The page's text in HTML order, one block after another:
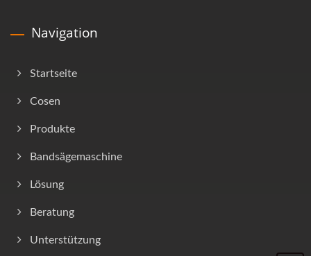
Navigation
Startseite
Cosen
Produkte
Bandsägemaschine
Lösung
Beratung
Unterstützung